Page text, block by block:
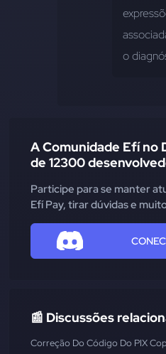
o
A Comunidade Efí no
de 12300
Participe para se manter
Efí Pay, tirar dúvidas e
📰 Discussões
Correção Do Código Do PIX